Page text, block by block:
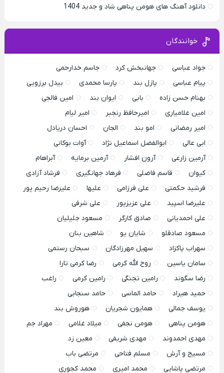
دانلود آهنگ های هومن پناهی شاد و جدید 1404
خوانندگان
جواد عباسی جهانبخش کرد
جاسم خدارحمی
پیام عباسی
پازل بند پارسا محمدی
بیدل برزویی
بهنام حسن زاده
بابی ایوان بند
امین فالجی
امین غلامیاری
امیرحافظ رنجبر
امیر لیام
امیر رمضانی
امو بند الجان
احسان دریادل
ابی عالی
ابوالفضل اسماعیل نژاد
آوات بوکانی
آرمین زارعی
آرون افشار آرمین برمایه
آبراهام
کیوان
قاسم فاضلی فرهاد جهانگیری
فرشاد آزادی
فرشید حکمتی
علی فرزامی علیها
علیرضا رحیم پور
علیرضا اسپید
علی عزیزپور
علی شرفی
علی احمدیانی
صادق کارگر
مسعود جلیلیان
مسعود صادقلو
شایان یو
شاهین بنان
سهراب پاکزاد
سهیل مهرزادگان
سبحان رستمی
سامان یاسین
روح الله کرمی
رضا کرمی تارا
رضا سگوند
رامین تجنگی رامین کرمی
راغب
حمید هیراد
حامد الماسی
حامد سنجابی
یوسف جمالی
همایون شجریان
هوروش بند
هومن پناهی
هومن نجفی میلاد غلامی
مهراد جم
مهدی احمدوند
مهدی شریفی
معین زد
مسیح و آرش
مسلم فتاحی
مرتضی باب
مرتضی پاشایی
محمد امیری محمد کجوری